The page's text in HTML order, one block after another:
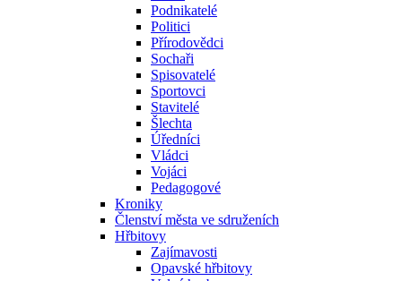
Podnikatelé
Politici
Přírodovědci
Sochaři
Spisovatelé
Sportovci
Stavitelé
Šlechta
Úředníci
Vládci
Vojáci
Pedagogové
Kroniky
Členství města ve sdruženích
Hřbitovy
Zajímavosti
Opavské hřbitovy